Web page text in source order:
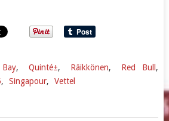
, Quinté±, Räikkönen, Red Bull ,
, Singapour, Vettel